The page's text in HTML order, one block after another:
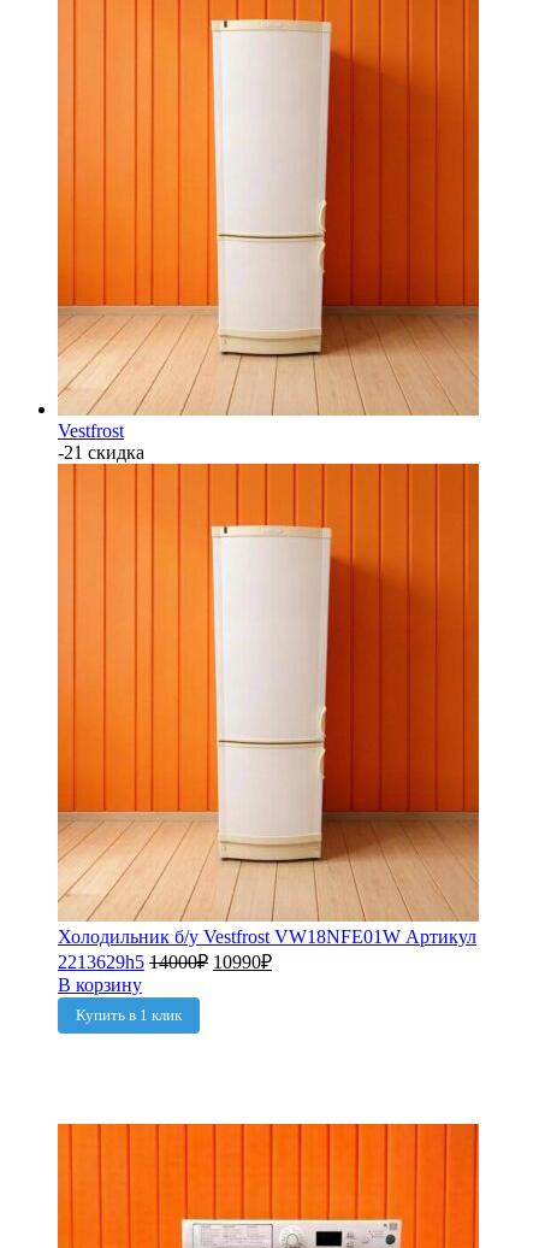
Vestfrost
-21 скидка
Холодильник б/у Vestfrost VW18NFE01W Артикул
2213629h5 14000₽ 10990₽
В корзину
Купить в 1 клик